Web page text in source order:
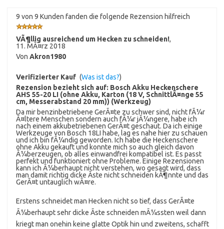
9 von 9 Kunden fanden die folgende Rezension hilfreich
VÃ¶llig ausreichend um Hecken zu schneiden!,
11. MÃ¤rz 2018
Von Akron1980
Verifizierter Kauf (Was ist das?)
Rezension bezieht sich auf: Bosch Akku Heckenschere
AHS 55-20 LI (ohne Akku, Karton (18 V, SchnittlÃ¤nge 55
cm, Messerabstand 20 mm)) (Werkzeug)
Da mir benzinbetriebene GerÃ¤te zu schwer sind, nicht fÃ¼r
Ã¤ltere Menschen sondern auch fÃ¼r jÃ¼ngere, habe ich
nach einem akkubetriebenen GerÃ¤t geschaut. Da ich einige
Werkzeuge von Bosch 18LI habe, lag es nahe hier zu schauen
und ich bin fÃ¼ndig geworden. Ich habe die Heckenschere
ohne Akku gekauft und konnte mich so auch gleich davon
Ã¼berzeugen, ob alles einwandfrei kompatibel ist. Es passt
perfekt und funktioniert ohne Probleme. Einige Rezensionen
kann ich Ã¼berhaupt nicht verstehen, wo gesagt wird, dass
man damit richtig dicke Ãste nicht schneiden kÃ¶nnte und das
GerÃ¤t untauglich wÃ¤re.
Erstens schneidet man Hecken nicht so tief, dass GerÃ¤te
Ã¼berhaupt sehr dicke Ãste schneiden mÃ¼ssten weil dann
kriegt man onehin keine glatte Optik hin und zweitens, schafft